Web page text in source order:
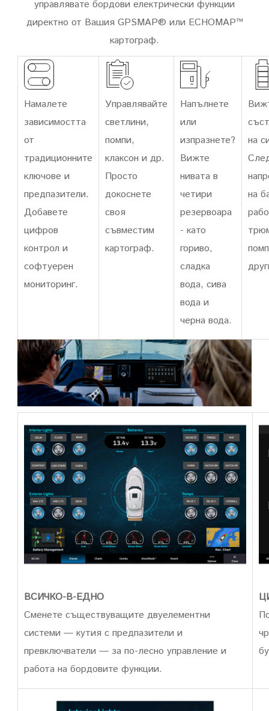
управлявате бордови електрически функции
директно от Вашия GPSMAP® или ECHOMAP™
картограф.
Намалете
зависимостта
от
традиционните
ключове и
предпазители.
Добавете
цифров
контрол и
софтуерен
мониторинг.
Управлявайте
светлини,
помпи,
клаксон и др.
Просто
докоснете
своя
съвместим
картограф.
Напълнете
или
изпразнете?
Вижте
нивата в
четири
резервоара
- като
гориво,
сладка
вода, сива
вода и
черна вода.
на
на
ВСИЧКО-В-ЕДНО
Сменете съществуващите двуелементни
системи — кутия с предпазители и
превключватели — за по-лесно управление и
работа на бордовите функции.